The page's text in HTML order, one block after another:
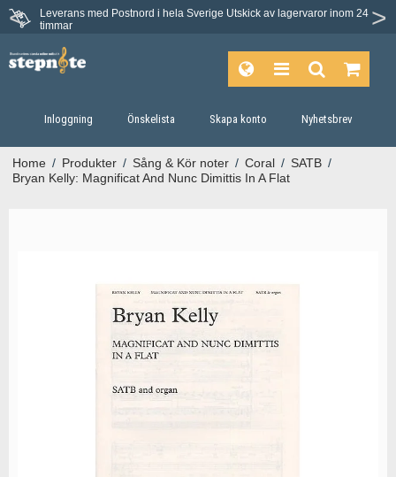
Leverans med Postnord i hela Sverige Utskick av lagervaror inom 24
timmar
Inloggning Önskelista Skapa konto Nyhetsbrev
Home / Produkter / Sång & Kör noter / Coral / SATB /
Bryan Kelly: Magnificat And Nunc Dimittis In A Flat